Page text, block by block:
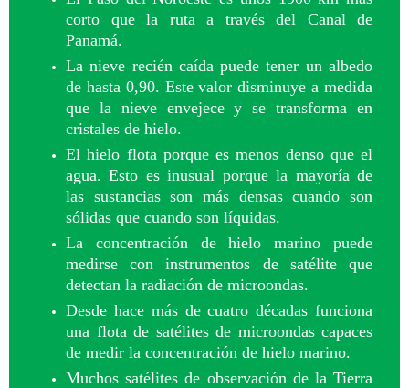
corto que la ruta a través del Canal de
Panamá.
La nieve recién caída puede tener un albedo
de hasta 0,90. Este valor disminuye a medida
que la nieve envejece y se transforma en
cristales de hielo.
El hielo flota porque es menos denso que el
agua. Esto es inusual porque la mayoría de
las sustancias son más densas cuando son
sólidas que cuando son líquidas.
La concentración de hielo marino puede
medirse con instrumentos de satélite que
detectan la radiación de microondas.
Desde hace más de cuatro décadas funciona
una flota de satélites de microondas capaces
de medir la concentración de hielo marino.
Muchos satélites de observación de la Tierra